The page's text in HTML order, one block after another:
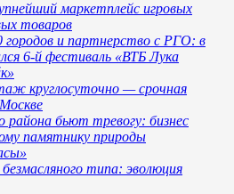
маркетплейс игровых
товаров
городов и партнерство с РГО: в
6-й фестиваль «ВТБ Лука
круглосуточно — срочная
бьют тревогу: бизнес
памятнику природы
типа: эволюция